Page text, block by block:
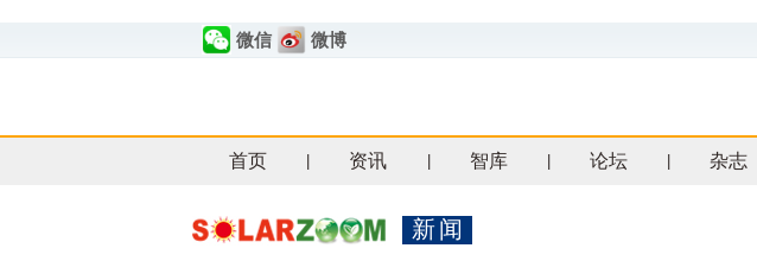
微信 微博
首页 资讯 智库 论坛 杂志
新闻